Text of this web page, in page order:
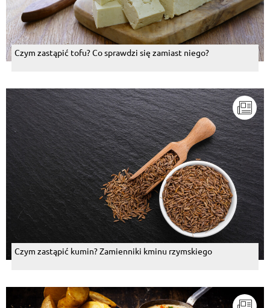
Czym zastąpić tofu? Co sprawdzi się zamiast niego?
Czym zastąpić kumin? Zamienniki kminu rzymskiego